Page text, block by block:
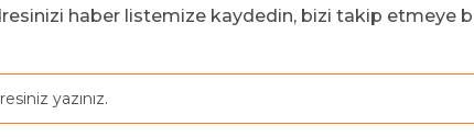
haber listemize kaydedin, bizi takip etmeye